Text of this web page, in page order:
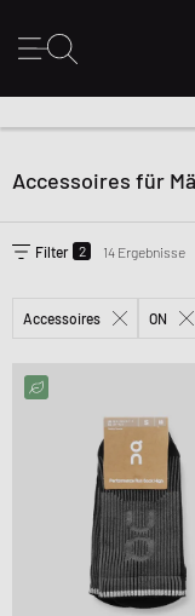
Accessoires für
Filter 2 14 Ergebnisse
Accessoires ON